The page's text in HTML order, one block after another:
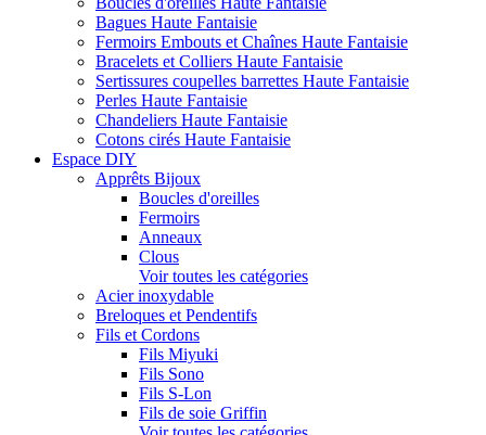
Bagues Haute Fantaisie
Fermoirs Embouts et Chaînes Haute Fantaisie
Bracelets et Colliers Haute Fantaisie
Sertissures coupelles barrettes Haute Fantaisie
Perles Haute Fantaisie
Chandeliers Haute Fantaisie
Cotons cirés Haute Fantaisie
Espace DIY
Apprêts Bijoux
Boucles d'oreilles
Fermoirs
Anneaux
Clous
Voir toutes les catégories
Acier inoxydable
Breloques et Pendentifs
Fils et Cordons
Fils Miyuki
Fils Sono
Fils S-Lon
Fils de soie Griffin